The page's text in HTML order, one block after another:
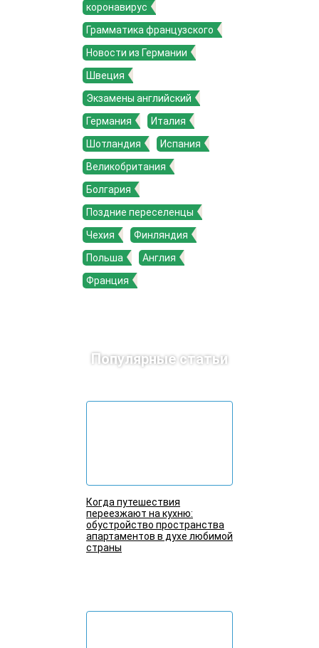
коронавирус
Грамматика французского
Новости из Германии
Швеция
Экзамены английский
Германия
Италия
Шотландия
Испания
Великобритания
Болгария
Поздние переселенцы
Чехия
Финляндия
Польша
Англия
Франция
Популярные статьи
Когда путешествия
переезжают на кухню:
обустройство пространства
апартаментов в духе любимой
страны